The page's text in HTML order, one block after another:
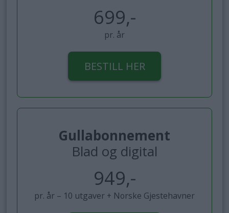
699,-
pr. år
BESTILL HER
Gullabonnement
Blad og digital
949,-
pr. år – 10 utgaver + Norske Gjestehavner